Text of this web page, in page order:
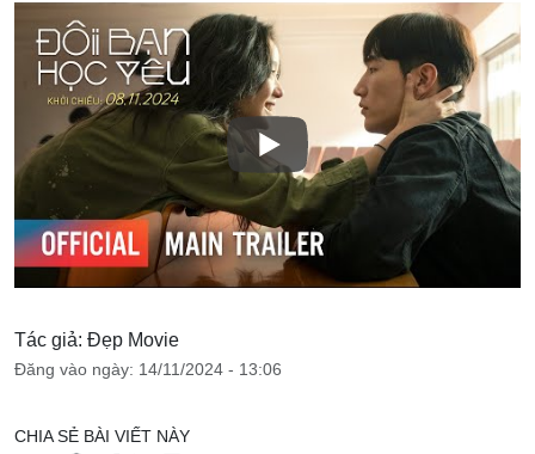
Tác giả: Đẹp Movie
Đăng vào ngày: 14/11/2024 - 13:06
CHIA SẺ BÀI VIẾT NÀY